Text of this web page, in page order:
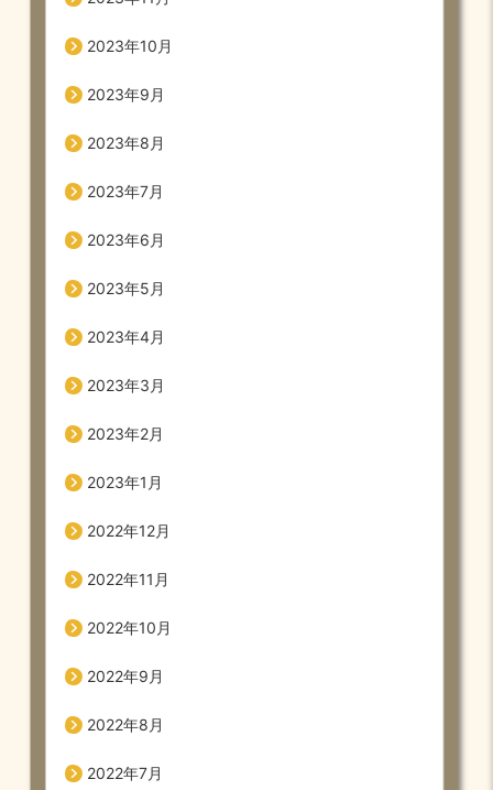
2023年10月
2023年9月
2023年8月
2023年7月
2023年6月
2023年5月
2023年4月
2023年3月
2023年2月
2023年1月
2022年12月
2022年11月
2022年10月
2022年9月
2022年8月
2022年7月